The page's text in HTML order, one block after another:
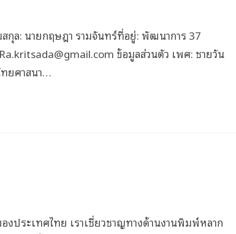
ล: นายกฤษฎา รามจันทร์ที่อยู่: พัฒนาการ 37
ข้อมูลส่วนตัว เพศ: ชายวัน
ยศาสนา…
งประเทศไทย เราเชี่ยวชาญทางด้านงานพิมพ์หลาก